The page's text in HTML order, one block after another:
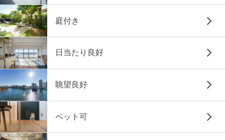
庭付き
日当たり良好
眺望良好
ペット可